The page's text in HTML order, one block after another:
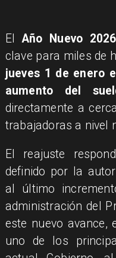
ElAño Nuevo 2026
clave para miles de
jueves 1 de enero
aumento del
directamente a
trabajadoras a nivel
El reajuste
definido por la
al último
administración del
este nuevo avance,
uno de los